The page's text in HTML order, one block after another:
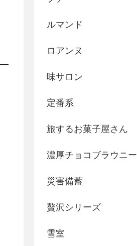
ルマンド
ロアンヌ
味サロン
定番系
旅するお菓子屋さん
濃厚チョコブラウニー
災害備蓄
贅沢シリーズ
雪室